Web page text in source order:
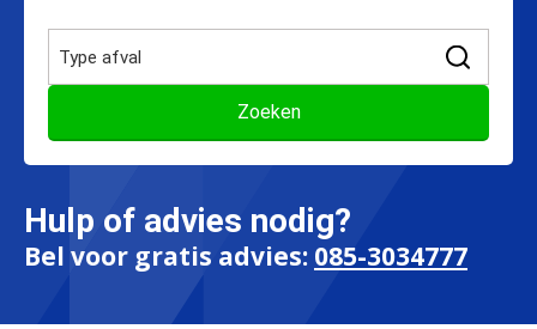
Hulp of advies nodig?
Bel voor gratis advies: 085-3034777